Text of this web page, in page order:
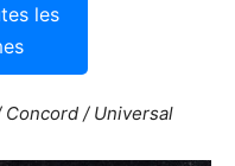
les
Concord / Universal